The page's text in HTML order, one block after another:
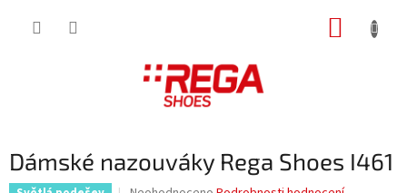
Dámské nazouváky Rega Shoes I461